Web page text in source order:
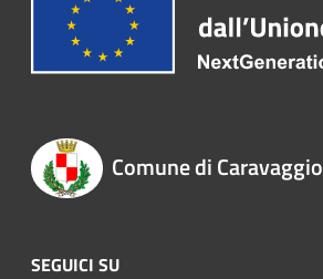
Comune di Caravaggio
SEGUICI SU